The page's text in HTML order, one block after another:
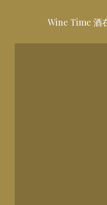
Wine Time 酒